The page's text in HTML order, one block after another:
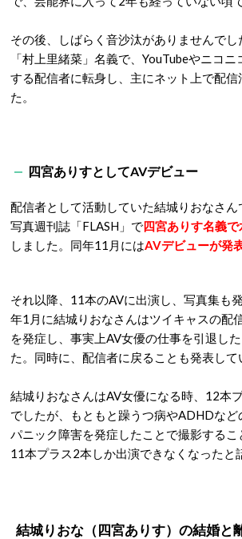
その後、しばらく音沙汰がありませんで
「村上里緒菜」名義で、YouTubeやニコ
する配信者に転身し、主にネット上で配信
た。
四宮ありすとしてAVデビュー
配信者として活動していた結城りおなさ
写真週刊誌「FLASH」で四宮ありす名義
しました。同年11月にはAVデビューが発
それ以降、11本のAVに出演し、写真集も
年1月に結城りおなさんはツイキャスの配
を発症し、事実上AV女優の仕事を引退し
た。同時に、配信者に戻ることも発表して
結城りおなさんはAV女優になる時、12本
でしたが、もともと躁うつ病やADHDな
パニック障害を発症したことで撮影するこ
11本プラス2本しか出演できなくなったと
結城りおな（四宮ありす）の結婚と